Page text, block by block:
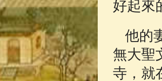
好起來
他的
無大聖
寺，就